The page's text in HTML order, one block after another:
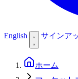
English サインア
ホーム